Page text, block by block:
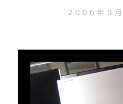
2006年9